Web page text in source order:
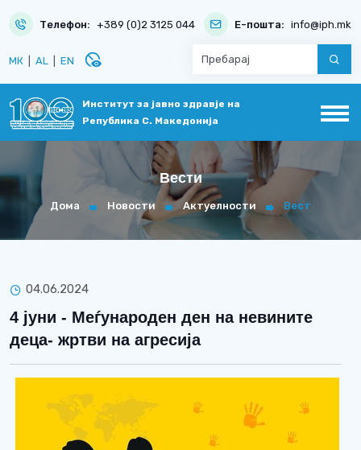
Телефон: +389 (0)2 3125 044 Е-пошта: info@iph.mk
МК AL EN disabled_visible
Институт за јавно здравје на
Република С. Македонија
Вести
Дома Новости Актуелности Вест
04.06.2024
4 јуни - Mеѓународен ден на невините
деца- жртви на агресија